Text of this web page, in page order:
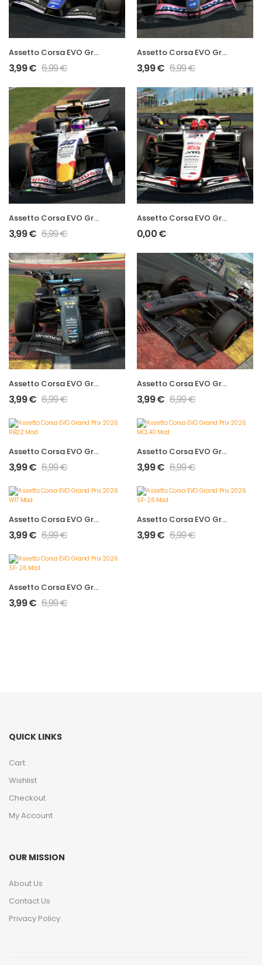
Assetto Corsa EVO Grand Prix 2026 FW48 Mod
3,99€ 6,99€
Assetto Corsa EVO Grand Prix 2026 A526 Mod
3,99€ 6,99€
Assetto Corsa EVO Grand Prix 2026 VCARB03 Mod
3,99€ 6,99€
Assetto Corsa EVO Grand Prix 2026 VF-26 Mod
0,00€
Assetto Corsa EVO Grand Prix 2026 AMR26 Mod
3,99€ 6,99€
Assetto Corsa EVO Grand Prix 2026 R26 Mod
3,99€ 6,99€
Assetto Corsa EVO Grand Prix 2026 RB22 Mod
3,99€ 6,99€
Assetto Corsa EVO Grand Prix 2026 MCL40 Mod
3,99€ 6,99€
Assetto Corsa EVO Grand Prix 2026 W17 Mod
3,99€ 6,99€
Assetto Corsa EVO Grand Prix 2026 SF-26 Mod
3,99€ 6,99€
Assetto Corsa EVO Grand Prix 2026 SF-26 Mod
3,99€ 6,99€
QUICK LINKS
Cart
Wishlist
Checkout
My Account
OUR MISSION
About Us
Contact Us
Privacy Policy